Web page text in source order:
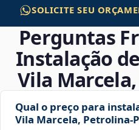
SOLICITE SEU
Perguntas
Instalação
Vila
Qual o preço para
Vila Marcela,